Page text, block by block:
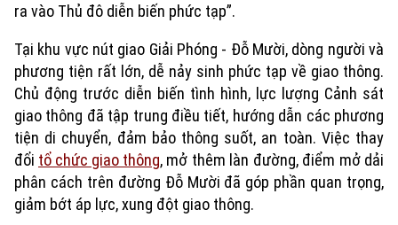
Xu hướng
ra vào Thủ đô diễn biến phức tạp”.
Tại khu vực nút giao Giải Phóng - Đỗ Mười, dòng người và
phương tiện rất lớn, dễ nảy sinh phức tạp về giao thông.
Chủ động trước diễn biến tình hình, lực lượng Cảnh sát
giao thông đã tập trung điều tiết, hướng dẫn các phương
tiện di chuyển, đảm bảo thông suốt, an toàn. Việc thay
đổi tổ chức giao thông, mở thêm làn đường, điểm mở dải
phân cách trên đường Đỗ Mười đã góp phần quan trọng,
giảm bớt áp lực, xung đột giao thông.